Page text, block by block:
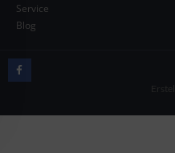
Service
Blog